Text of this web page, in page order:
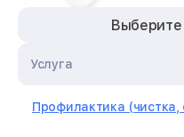
Выберите
Услуга
Профилактика (чистка,